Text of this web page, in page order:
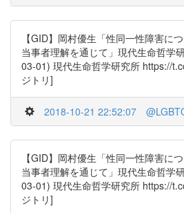
【GID】岡村優生「性同一性障害に
当事者理解を通じて」現代生命哲学
03-01) 現代生命哲学研究所 https://
ジトリ]
2018-10-21 22:52:07
【GID】岡村優生「性同一性障害に
当事者理解を通じて」現代生命哲学
03-01) 現代生命哲学研究所 https://
ジトリ]